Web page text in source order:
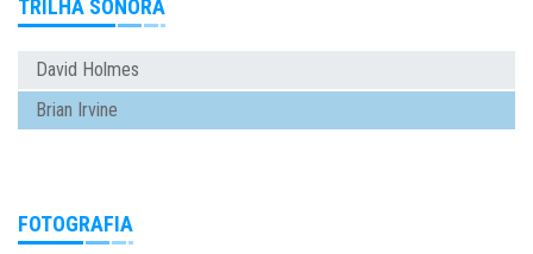
TRILHA SONORA
David Holmes
Brian Irvine
FOTOGRAFIA